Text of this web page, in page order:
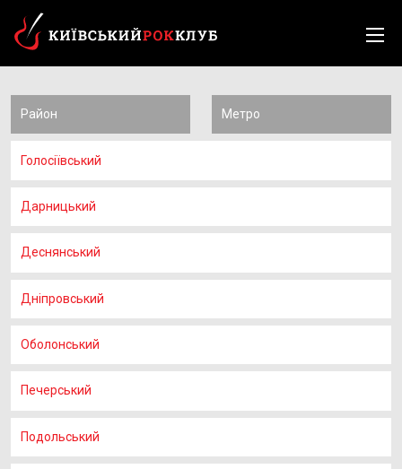
Район Метро
Голосіївський
Дарницький
Деснянський
Дніпровський
Оболонський
Печерський
Подольський